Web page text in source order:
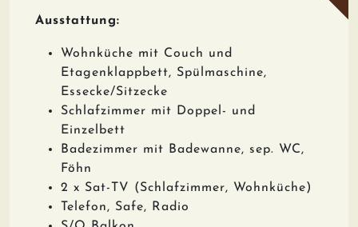
Ausstattung:
Wohnküche mit Couch und
Etagenklappbett, Spülmaschine,
Essecke/Sitzecke
Schlafzimmer mit Doppel- und
Einzelbett
Badezimmer mit Badewanne, sep. WC,
Föhn
2 x Sat-TV (Schlafzimmer, Wohnküche)
Telefon, Safe, Radio